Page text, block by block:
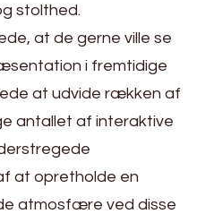
stolthed.
at de gerne ville se
i fremtidige
at udvide rækken af
antallet af interaktive
at opretholde en
atmosfære ved disse